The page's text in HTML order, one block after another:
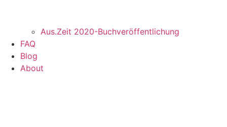
Aus.Zeit 2020-Buch­veröffentlichung
FAQ
Blog
About